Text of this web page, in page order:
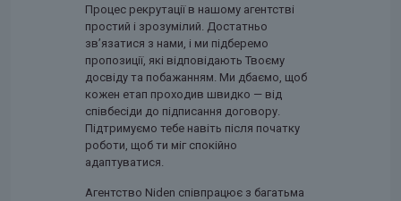
Процес рекрутації в нашому агентстві
простий і зрозумілий. Достатньо
зв’язатися з нами, і ми підберемо
пропозиції, які відповідають Твоєму
досвіду та побажанням. Ми дбаємо, щоб
кожен етап проходив швидко — від
співбесіди до підписання договору.
Підтримуємо тебе навіть після початку
роботи, щоб ти міг спокійно
адаптуватися.
Агентство Niden співпрацює з багатьма